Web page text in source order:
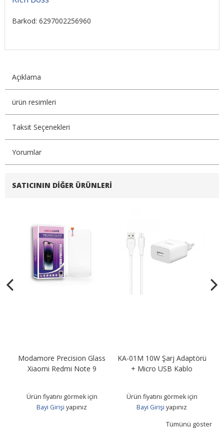
Barkod: 6297002256960
Açıklama
ürün resimleri
Taksit Seçenekleri
Yorumlar
SATICININ DIĞER ÜRÜNLERI
Modamore Precision Glass
Xiaomi Redmi Note 9
Ürün fiyatını görmek için
Bayi Girişi yapınız
KA-01M 10W Şarj Adaptörü
+ Micro USB Kablo
Ürün fiyatını görmek için
Bayi Girişi yapınız
Tümünü göster